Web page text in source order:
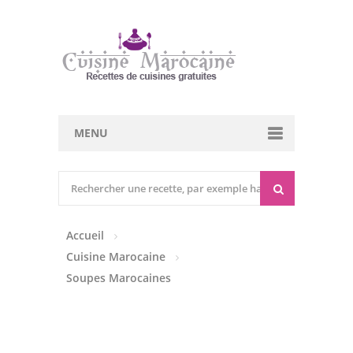
MENU
Entrées Froides
Accueil
Cuisine Marocaine
Soupes Marocaines